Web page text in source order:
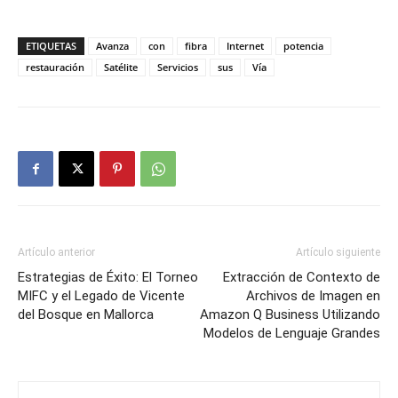
ETIQUETAS Avanza con fibra Internet
potencia
restauración
Satélite Servicios sus Vía
Artículo anterior
Estrategias de Éxito: El Torneo
MIFC y el Legado de Vicente
del Bosque en Mallorca
Artículo siguiente
Extracción de Contexto de
Archivos de Imagen en
Amazon Q Business Utilizando
Modelos de Lenguaje Grandes